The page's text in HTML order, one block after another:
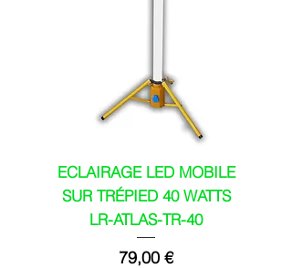
ECLAIRAGE LED MOBILE
SUR TRÉPIED 40 WATTS
LR-ATLAS-TR-40
Prix
79,00 €